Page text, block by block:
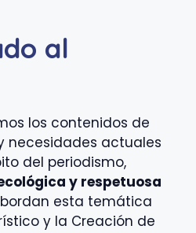
al
los contenidos de
necesidades actuales
del periodismo,
y respetuosa
esta temática
y la Creación de